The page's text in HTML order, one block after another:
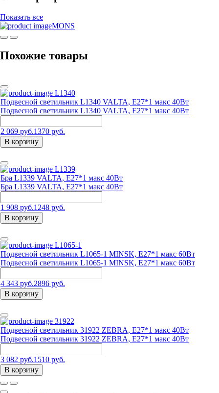
Показать все
MONS
Похожие товары
L1340
Подвесной светильник L1340 VALTA, Е27*1 макс 40Вт
Подвесной светильник L1340 VALTA, Е27*1 макс 40Вт
2 069 руб.1370 руб.
В корзину
L1339
Бра L1339 VALTA, Е27*1 макс 40Вт
Бра L1339 VALTA, Е27*1 макс 40Вт
1 908 руб.1248 руб.
В корзину
L1065-1
Подвесной светильник L1065-1 MINSK, Е27*1 макс 60Вт
Подвесной светильник L1065-1 MINSK, Е27*1 макс 60Вт
4 343 руб.2896 руб.
В корзину
31922
Подвесной светильник 31922 ZEBRA, E27*1 макс 40Вт
Подвесной светильник 31922 ZEBRA, E27*1 макс 40Вт
3 082 руб.1510 руб.
В корзину